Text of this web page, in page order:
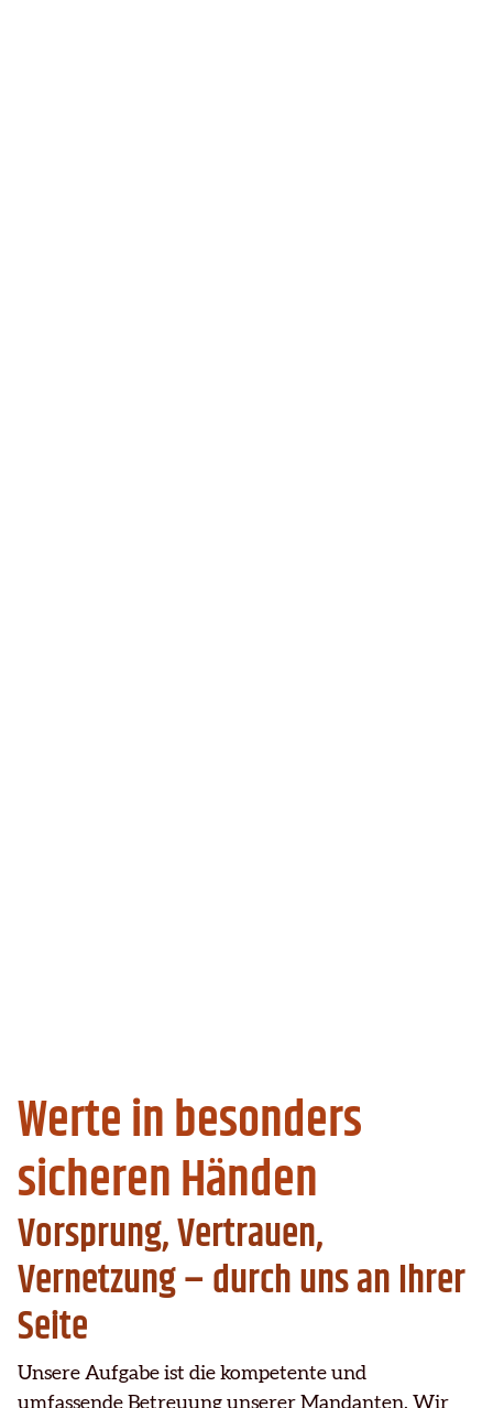
Werte in besonders
sicheren Händen
Vorsprung, Vertrauen,
Vernetzung ­– durch uns an Ihrer
Seite
Unsere Aufgabe ist die kompetente und
umfassende Betreuung unserer Mandanten. Wir